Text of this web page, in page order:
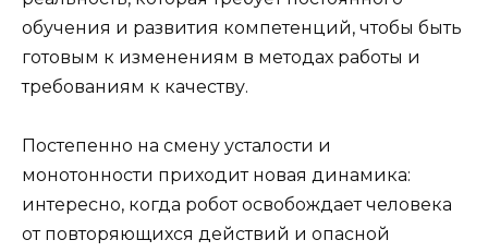
обучения и развития компетенций, чтобы быть
готовым к изменениям в методах работы и
требованиям к качеству.
Постепенно на смену усталости и
монотонности приходит новая динамика:
интересно, когда робот освобождает человека
от повторяющихся действий и опасной